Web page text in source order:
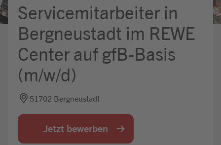
Mein Kandidat:innenprofil
Servicemitarbeiter in
Bergneustadt im REWE
Center auf gfB-Basis
(m/w/d)
51702 Bergneustadt
Jetzt bewerben